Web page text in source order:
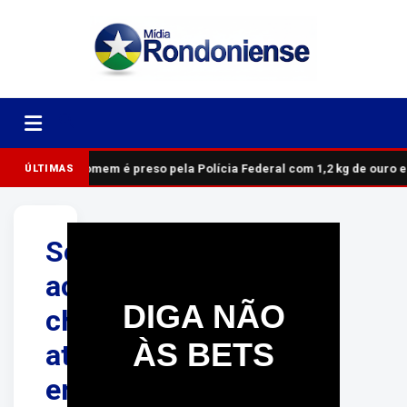
ÚLTIMAS Homem é preso pela Polícia Federal com 1,2 kg de ouro
Serpentes
acasalando
chamam
atenção
em
DIGA NÃO
ÀS BETS